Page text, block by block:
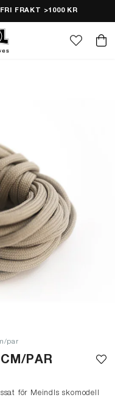
FRAKT >1000 KR
par
PAR
för Meindls skomodell